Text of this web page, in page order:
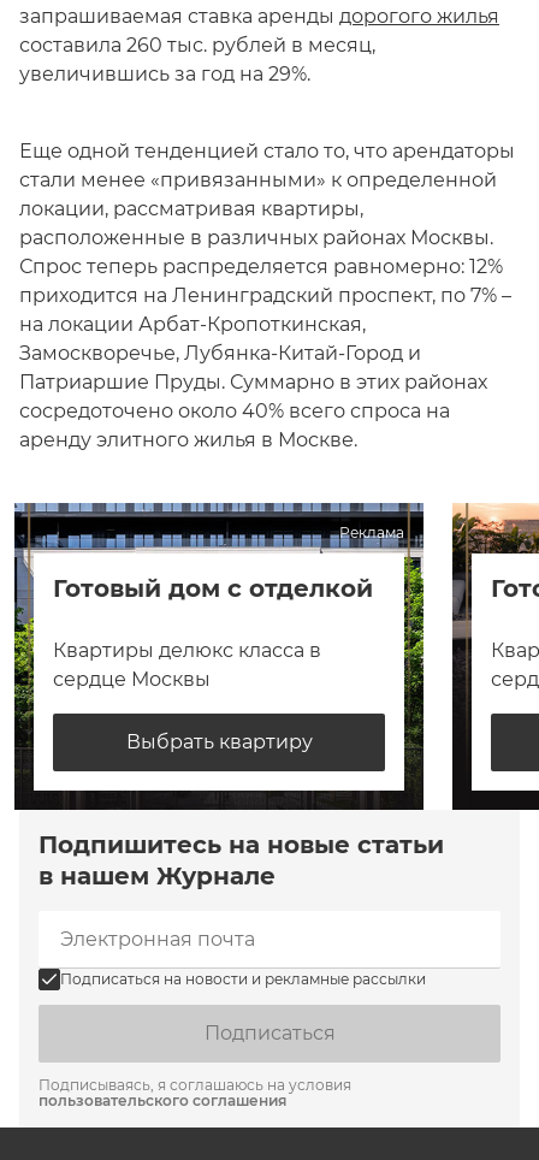
запрашиваемая ставка аренды дорогого жилья
составила 260 тыс. рублей в месяц,
увеличившись за год на 29%.
Еще одной тенденцией стало то, что арендаторы
стали менее «привязанными» к определенной
локации, рассматривая квартиры,
расположенные в различных районах Москвы.
Спрос теперь распределяется равномерно: 12%
приходится на Ленинградский проспект, по 7% –
на локации Арбат-Кропоткинская,
Замоскворечье, Лубянка-Китай-Город и
Патриаршие Пруды. Суммарно в этих районах
сосредоточено около 40% всего спроса на
аренду элитного жилья в Москве.
Реклама
Готовый дом с отделкой
Квартиры делюкс класса в
сердце Москвы
Выбрать квартиру
Подпишитесь на новые статьи
в нашем Журнале
Подписаться на новости и рекламные рассылки
Подписаться
Подписываясь, я соглашаюсь на условия
пользовательского соглашения